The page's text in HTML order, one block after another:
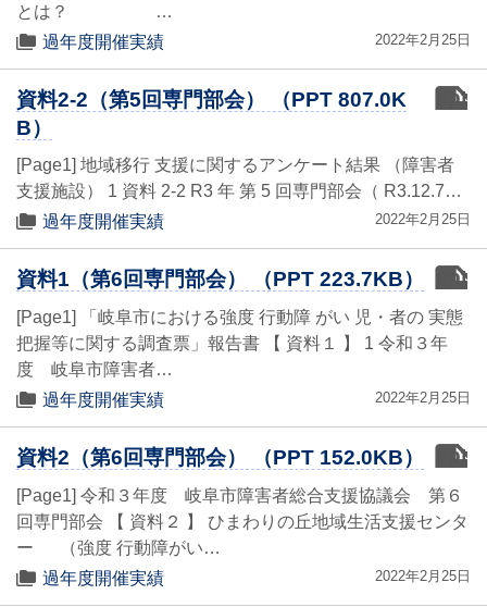
とは？ …
過年度開催実績
2022年2月25日
ppt
資料2-2（第5回専門部会） （PPT 807.0K
B）
[Page1] 地域移行 支援に関するアンケート結果 （障害者
支援施設） 1 資料 2-2 R3 年 第 5 回専門部会（ R3.12.7…
過年度開催実績
2022年2月25日
ppt
資料1（第6回専門部会） （PPT 223.7KB）
[Page1] 「岐阜市における強度 行動障 がい 児・者の 実態
把握等に関する調査票」報告書 【 資料１ 】 1 令和３年
度 岐阜市障害者…
過年度開催実績
2022年2月25日
ppt
資料2（第6回専門部会） （PPT 152.0KB）
[Page1] 令和３年度 岐阜市障害者総合支援協議会 第６
回専門部会 【 資料２ 】 ひまわりの丘地域生活支援センタ
ー （強度 行動障がい…
過年度開催実績
2022年2月25日